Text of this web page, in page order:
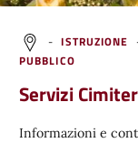
- ISTRUZIONE
PUBBLICO
Servizi
Informazioni e